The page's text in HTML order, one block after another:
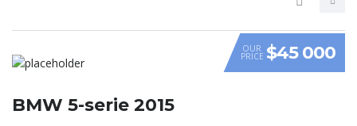
VIDEO
OUR
PRICE $45 000
BMW 5-serie 2015